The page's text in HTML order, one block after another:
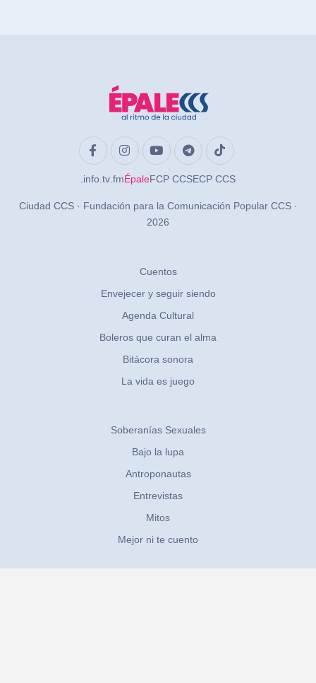
.info .tv .fmÉpaleFCP CCSECP CCS
Ciudad CCS · Fundación para la Comunicación Popular CCS ·
2026
Cuentos
Envejecer y seguir siendo
Agenda Cultural
Boleros que curan el alma
Bitácora sonora
La vida es juego
Soberanías Sexuales
Bajo la lupa
Antroponautas
Entrevistas
Mitos
Mejor ni te cuento